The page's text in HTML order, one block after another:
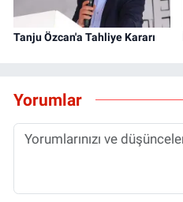
Tanju Özcan'a Tahliye Kararı
Yorumlar